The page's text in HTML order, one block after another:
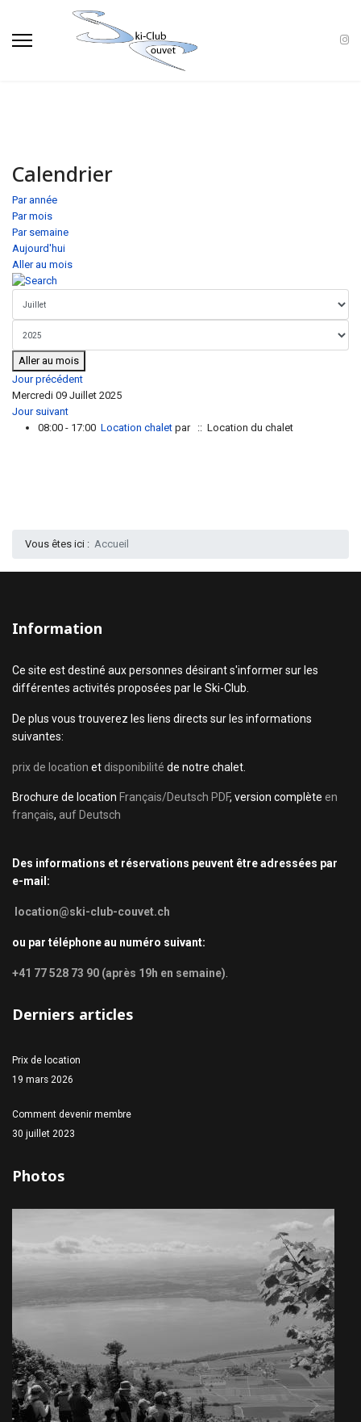
Calendrier
Par année
Par mois
Par semaine
Aujourd'hui
Aller au mois
Aller au mois
Jour précédent
Mercredi 09 Juillet 2025
Jour suivant
08:00 - 17:00 Location chalet par :: Location du chalet
Vous êtes ici : Accueil
Information
Ce site est destiné aux personnes désirant s'informer sur les
différentes activités proposées par le Ski-Club.
De plus vous trouverez les liens directs sur les informations
suivantes:
prix de location et disponibilité de notre chalet.
Brochure de location Français/Deutsch PDF, version complète en
français, auf Deutsch
Des informations et réservations peuvent être adressées par
e-mail:
location@ski-club-couvet.ch
ou par téléphone au numéro suivant:
+41 77 528 73 90 (après 19h en semaine)
Derniers articles
Prix de location
19 mars 2026
Comment devenir membre
30 juillet 2023
Photos